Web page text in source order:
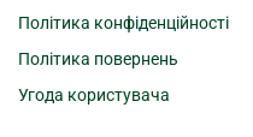
Політика конфіденційності
Політика повернень
Угода користувача